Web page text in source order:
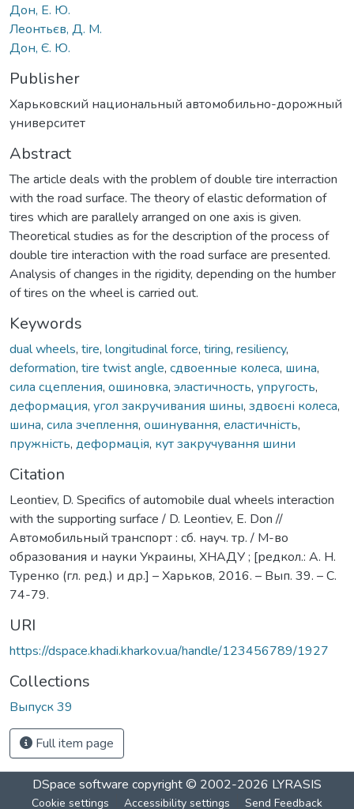
Дон, Е. Ю.
Леонтьєв, Д. М.
Дон, Є. Ю.
Publisher
Харьковский национальный автомобильно-дорожный
университет
Abstract
The article deals with the problem of double tire interraction
with the road surface. The theory of elastic deformation of
tires which are parallely arranged on one axis is given.
Theoretical studies as for the description of the process of
double tire interaction with the road surface are presented.
Analysis of changes in the rigidity, depending on the humber
of tires on the wheel is carried out.
Keywords
dual wheels, tire, longitudinal force, tiring, resiliency,
deformation, tire twist angle, сдвоенные колеса, шина,
сила сцепления, ошиновка, эластичность, упругость,
деформация, угол закручивания шины, здвоєні колеса,
шина, сила зчеплення, ошинування, еластичність,
пружність, деформація, кут закручування шини
Citation
Leontiev, D. Specifics of automobile dual wheels interaction
with the supporting surface / D. Leontiev, E. Don //
Автомобильный транспорт : сб. науч. тр. / М-во
образования и науки Украины, ХНАДУ ; [редкол.: А. Н.
Туренко (гл. ред.) и др.] – Харьков, 2016. – Вып. 39. – С.
74-79.
URI
https://dspace.khadi.kharkov.ua/handle/123456789/1927
Collections
Выпуск 39
Full item page
DSpace software copyright © 2002-2026 LYRASIS
Cookie settings Accessibility settings Send Feedback